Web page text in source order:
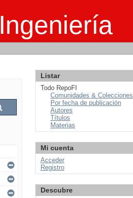
Listar
Todo RepoFI
Comunidades & Colecciones
Por fecha de publicación
Autores
Títulos
Materias
Mi cuenta
Acceder
Registro
Descubre